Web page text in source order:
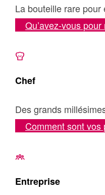
La bouteille rare
Qu’avez-vous pour
Chef
Des grands
Comment sont vos
Entreprise